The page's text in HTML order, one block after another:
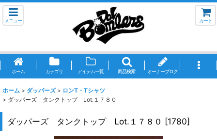
メニュー カート
ホーム カテゴリ アイテム一覧 商品検索 オーナーブログ
ホーム > ダッパーズ > ロンT・Tシャツ
> ダッパーズ タンクトップ Lot.１７８０
ダッパーズ タンクトップ Lot.１７８０ [1780]